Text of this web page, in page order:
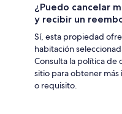
¿Puedo cancelar
y recibir un
Sí, esta propiedad
habitación
Consulta la política de
sitio para obtener
o requisito.